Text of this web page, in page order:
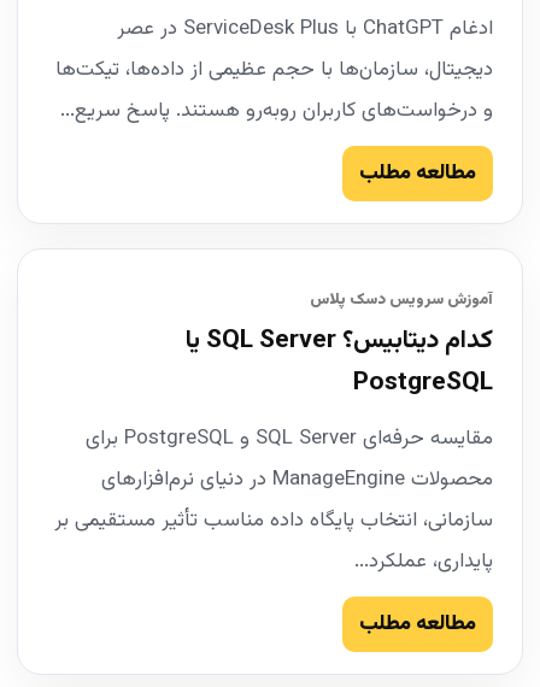
ادغام ChatGPT با ServiceDesk Plus در عصر
دیجیتال، سازمان‌ها با حجم عظیمی از داده‌ها، تیکت‌ها
و درخواست‌های کاربران روبه‌رو هستند. پاسخ سریع...
مطالعه مطلب
آموزش سرویس دسک پلاس
کدام دیتابیس؟ SQL Server یا
PostgreSQL
مقایسه حرفه‌ای SQL Server و PostgreSQL برای
محصولات ManageEngine در دنیای نرم‌افزارهای
سازمانی، انتخاب پایگاه داده مناسب تأثیر مستقیمی بر
پایداری، عملکرد...
مطالعه مطلب